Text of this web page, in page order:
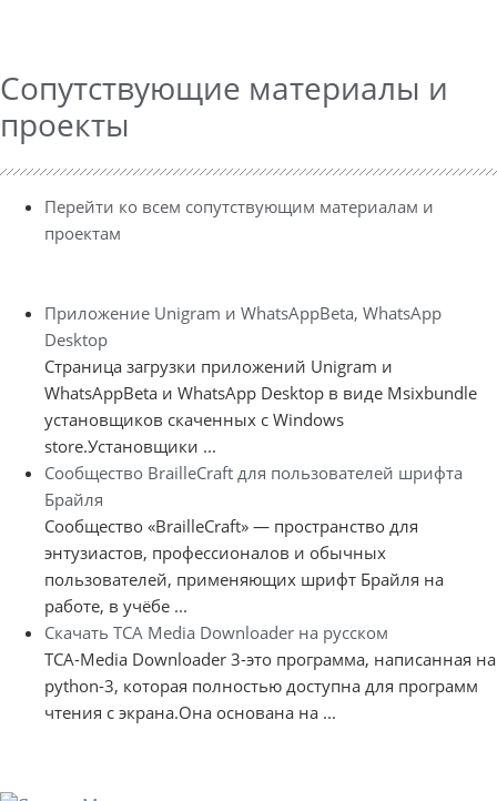
Сопутствующие материалы и
проекты
Перейти ко всем сопутствующим материалам и
проектам
Приложение Unigram и WhatsAppBeta, WhatsApp
Desktop
Страница загрузки приложений Unigram и
WhatsAppBeta и WhatsApp Desktop в виде Msixbundle
установщиков скаченных с Windows
store.Установщики ...
Сообщество BrailleCraft для пользователей шрифта
Брайля
Сообщество «BrailleCraft» — пространство для
энтузиастов, профессионалов и обычных
пользователей, применяющих шрифт Брайля на
работе, в учёбе ...
Скачать TCA Media Downloader на русском
TCA-Media Downloader 3-это программа, написанная на
python-3, которая полностью доступна для программ
чтения с экрана.Она основана на ...